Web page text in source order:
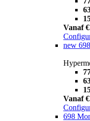
Vanaf
new
Vanaf
698